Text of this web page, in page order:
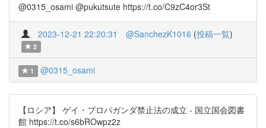
@0315_osami @pukutsute https://t.co/C9zC4or3St
2023-12-21 22:20:31 @SanchezK1016 (投稿一覧)
2
1 @0315_osami
【ロシア】 ゲイ・プロパガンダ禁止法の成立 - 国立国会図書
館 https://t.co/s6bROwpz2z